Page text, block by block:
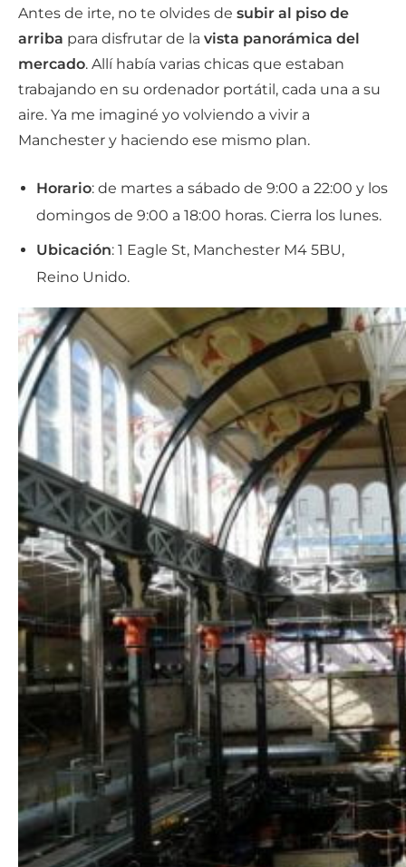
Antes de irte, no te olvides de subir al piso de
arriba para disfrutar de la vista panorámica del
mercado. Allí había varias chicas que estaban
trabajando en su ordenador portátil, cada una a su
aire. Ya me imaginé yo volviendo a vivir a
Manchester y haciendo ese mismo plan.
Horario: de martes a sábado de 9:00 a 22:00 y los
domingos de 9:00 a 18:00 horas. Cierra los lunes.
Ubicación: 1 Eagle St, Manchester M4 5BU,
Reino Unido.